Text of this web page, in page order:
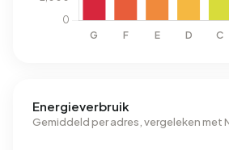
Energieverbruik
Gemiddeld per adres, vergeleken met